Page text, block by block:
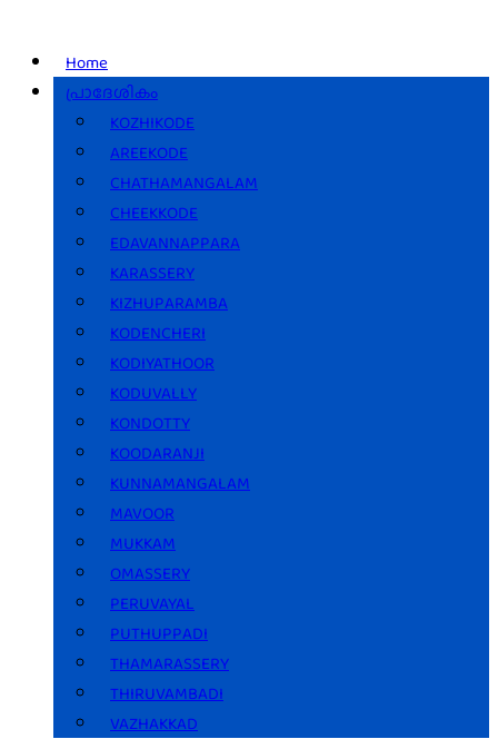
Home
പ്രാദേശികം
KOZHIKODE
AREEKODE
CHATHAMANGALAM
CHEEKKODE
EDAVANNAPPARA
KARASSERY
KIZHUPARAMBA
KODENCHERI
KODIYATHOOR
KODUVALLY
KONDOTTY
KOODARANJI
KUNNAMANGALAM
MAVOOR
MUKKAM
OMASSERY
PERUVAYAL
PUTHUPPADI
THAMARASSERY
THIRUVAMBADI
VAZHAKKAD